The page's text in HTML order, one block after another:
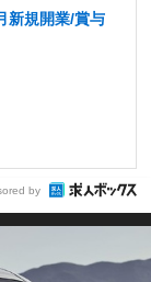
新規開業/賞与
by